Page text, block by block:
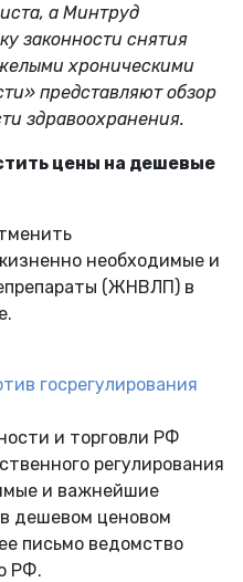
а Минтруд
законности снятия
хроническими
представляют обзор
здравоохранения.
цены на дешевые
необходимые и
(ЖНВЛП) в
госрегулирования
и торговли РФ
регулирования
и важнейшие
дешевом ценовом
письмо ведомство
РФ.